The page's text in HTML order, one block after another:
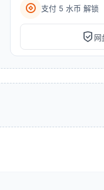
支付 5 水币 解锁
网